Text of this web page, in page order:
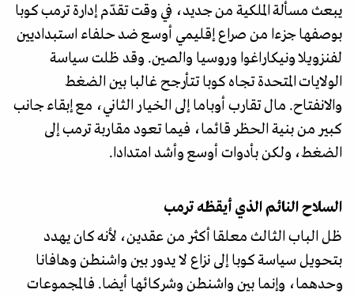
يبعث مسألة الملكية من جديد، في وقت تقدّم إدارة ترمب كوبا
بوصفها جزءا من صراع إقليمي أوسع ضد حلفاء استبداديين
لفنزويلا ونيكاراغوا وروسيا والصين. وقد ظلت سياسة
الولايات المتحدة تجاه كوبا تتأرجح غالبا بين الضغط
والانفتاح. مال تقارب أوباما إلى الخيار الثاني، مع إبقاء جانب
كبير من بنية الحظر قائما، فيما تعود مقاربة ترمب إلى
الضغط، ولكن بأدوات أوسع وأشد امتدادا.
السلاح النائم الذي أيقظه ترمب
ظل الباب الثالث معلقا أكثر من عقدين، لأنه كان يهدد
بتحويل سياسة كوبا إلى نزاع لا يدور بين واشنطن وهافانا
وحدهما، وإنما بين واشنطن وشركائها أيضا. فالمجموعات